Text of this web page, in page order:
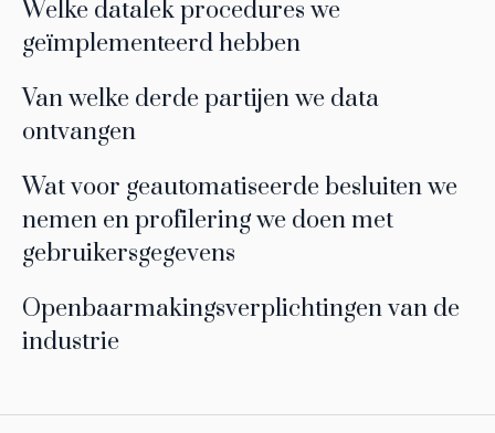
Welke datalek procedures we
geïmplementeerd hebben
Van welke derde partijen we data
ontvangen
Wat voor geautomatiseerde besluiten we
nemen en profilering we doen met
gebruikersgegevens
Openbaarmakingsverplichtingen van de
industrie